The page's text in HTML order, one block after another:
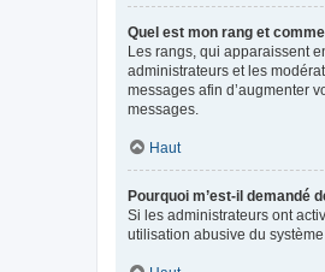
Quel est mon rang et
Les rangs, qui apparaissent
administrateurs et les
messages afin d’augmenter
messages.
Haut
Pourquoi m’est-il demandé
Si les administrateurs ont
utilisation abusive du